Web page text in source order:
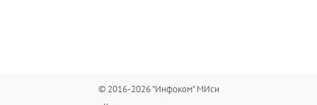
© 2016-2026 "Инфоком" МИси